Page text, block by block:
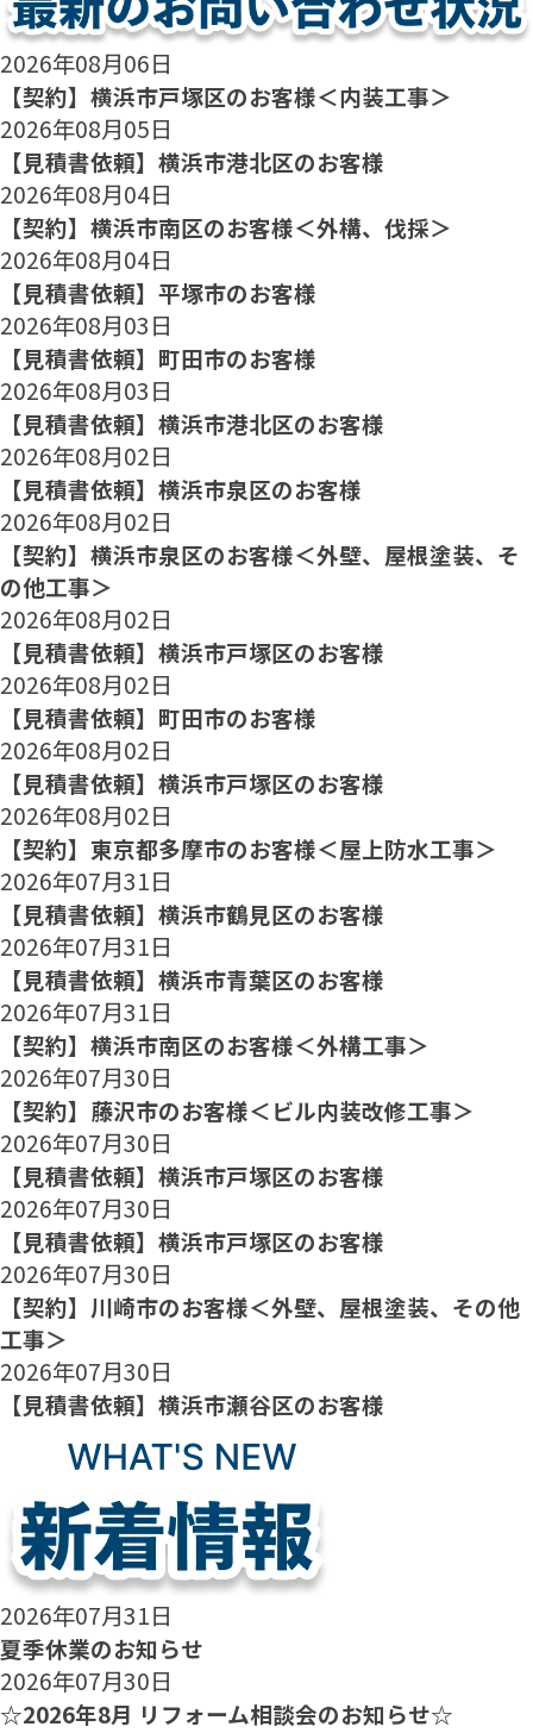
2026年08月06日
【契約】横浜市戸塚区のお客様＜内装工事＞
2026年08月05日
【見積書依頼】横浜市港北区のお客様
2026年08月04日
【契約】横浜市南区のお客様＜外構、伐採＞
2026年08月04日
【見積書依頼】平塚市のお客様
2026年08月03日
【見積書依頼】町田市のお客様
2026年08月03日
【見積書依頼】横浜市港北区のお客様
2026年08月02日
【見積書依頼】横浜市泉区のお客様
2026年08月02日
【契約】横浜市泉区のお客様＜外壁、屋根塗装、そ
の他工事＞
2026年08月02日
【見積書依頼】横浜市戸塚区のお客様
2026年08月02日
【見積書依頼】町田市のお客様
2026年08月02日
【見積書依頼】横浜市戸塚区のお客様
2026年08月02日
【契約】東京都多摩市のお客様＜屋上防水工事＞
2026年07月31日
【見積書依頼】横浜市鶴見区のお客様
2026年07月31日
【見積書依頼】横浜市青葉区のお客様
2026年07月31日
【契約】横浜市南区のお客様＜外構工事＞
2026年07月30日
【契約】藤沢市のお客様＜ビル内装改修工事＞
2026年07月30日
【見積書依頼】横浜市戸塚区のお客様
2026年07月30日
【見積書依頼】横浜市戸塚区のお客様
2026年07月30日
【契約】川崎市のお客様＜外壁、屋根塗装、その他
工事＞
2026年07月30日
【見積書依頼】横浜市瀬谷区のお客様
2026年07月31日
夏季休業のお知らせ
2026年07月30日
☆2026年8月 リフォーム相談会のお知らせ☆